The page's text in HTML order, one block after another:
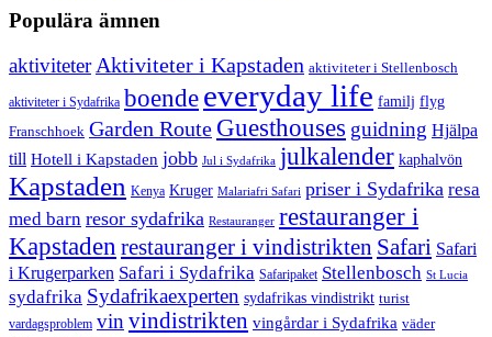
Populära ämnen
aktiviteter Aktiviteter i Kapstaden aktiviteter i Stellenbosch
aktiviteter i Sydafrika boende everyday life familj flyg
Franschhoek Garden Route Guesthouses guidning Hjälpa
till Hotell i Kapstaden jobb Jul i Sydafrika julkalender kaphalvön
Kapstaden Kenya Kruger Malariafri Safari priser i Sydafrika resa
med barn resor sydafrika Restauranger restauranger i
Kapstaden restauranger i vindistrikten Safari Safari
i Krugerparken Safari i Sydafrika Safaripaket Stellenbosch St Lucia
sydafrika Sydafrikaexperten sydafrikas vindistrikt turist
vardagsproblem vin vindistrikten vingårdar i Sydafrika väder